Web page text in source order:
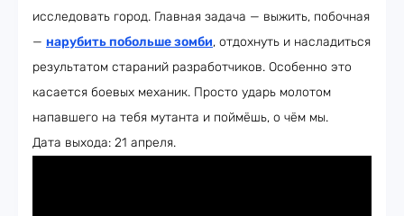
исследовать город. Главная задача — выжить, побочная
— нарубить побольше зомби, отдохнуть и насладиться
результатом стараний разработчиков. Особенно это
касается боевых механик. Просто ударь молотом
напавшего на тебя мутанта и поймёшь, о чём мы.
Дата выхода: 21 апреля.